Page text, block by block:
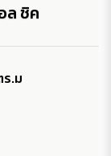
ล ชิค
ร.ม